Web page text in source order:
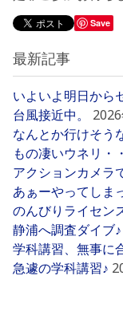
Save
最新記事
いよいよ明日から
台風接近中。
なんとか行けそう
もの凄いウネリ・
アクションカメラ
あぁーやってしま
のんびりライセン
静浦へ調査ダイブ♪
学科講習、無事に
急遽の学科講習♪